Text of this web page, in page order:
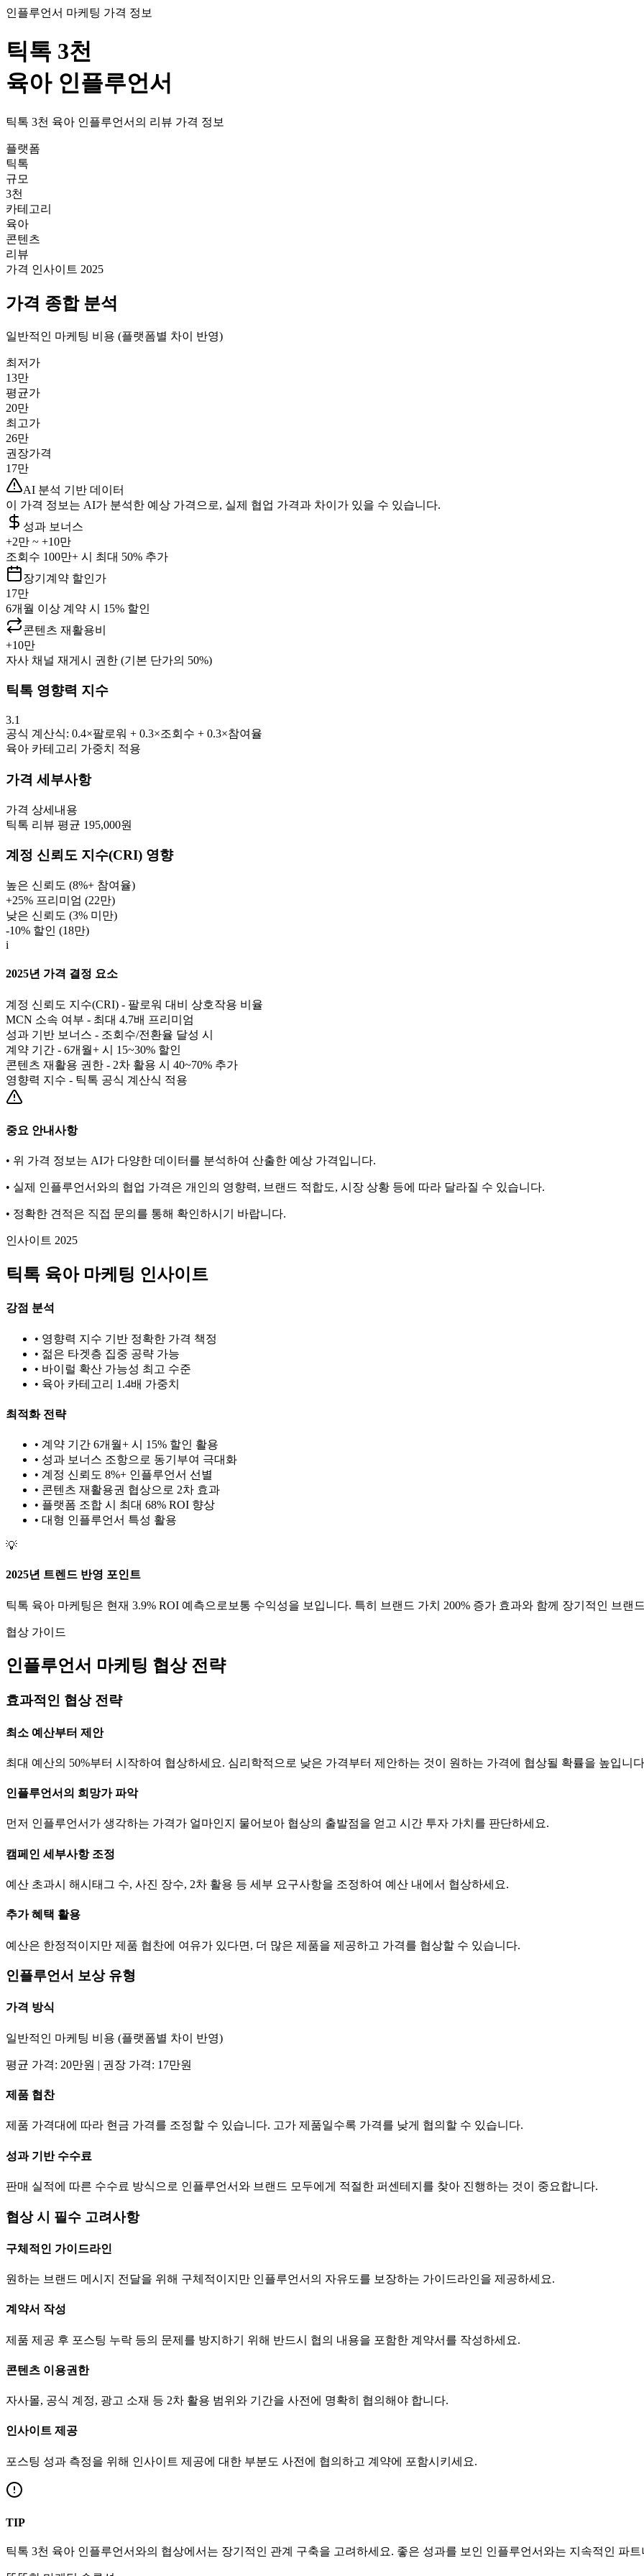
인플루언서 마케팅 가격 정보
틱톡 3천
육아 인플루언서
틱톡 3천 육아 인플루언서의 리뷰 가격 정보
플랫폼
틱톡
규모
3천
카테고리
육아
콘텐츠
리뷰
가격 인사이트 2025
가격 종합 분석
일반적인 마케팅 비용 (플랫폼별 차이 반영)
최저가
13만
평균가
20만
최고가
26만
권장가격
17만
AI 분석 기반 데이터
이 가격 정보는 AI가 분석한 예상 가격으로, 실제 협업 가격과 차이가 있을 수 있습니다.
성과 보너스
+2만 ~ +10만
조회수 100만+ 시 최대 50% 추가
장기계약 할인가
17만
6개월 이상 계약 시 15% 할인
콘텐츠 재활용비
+10만
자사 채널 재게시 권한 (기본 단가의 50%)
틱톡 영향력 지수
3.1
공식 계산식: 0.4×팔로워 + 0.3×조회수 + 0.3×참여율
육아 카테고리 가중치 적용
가격 세부사항
가격 상세내용
틱톡 리뷰 평균 195,000원
계정 신뢰도 지수(CRI) 영향
높은 신뢰도 (8%+ 참여율)
+25% 프리미엄 (22만)
낮은 신뢰도 (3% 미만)
-10% 할인 (18만)
i
2025년 가격 결정 요소
계정 신뢰도 지수(CRI) - 팔로워 대비 상호작용 비율
MCN 소속 여부 - 최대 4.7배 프리미엄
성과 기반 보너스 - 조회수/전환율 달성 시
계약 기간 - 6개월+ 시 15~30% 할인
콘텐츠 재활용 권한 - 2차 활용 시 40~70% 추가
영향력 지수 - 틱톡 공식 계산식 적용
중요 안내사항
• 위 가격 정보는 AI가 다양한 데이터를 분석하여 산출한 예상 가격입니다.
• 실제 인플루언서와의 협업 가격은 개인의 영향력, 브랜드 적합도, 시장 상황 등에 따라 달라질 수 있습니다.
• 정확한 견적은 직접 문의를 통해 확인하시기 바랍니다.
인사이트 2025
틱톡 육아마케팅 인사이트
강점 분석
• 영향력 지수 기반 정확한 가격 책정
• 젊은 타겟층 집중 공략 가능
• 바이럴 확산 가능성 최고 수준
• 육아 카테고리 1.4배 가중치
최적화 전략
• 계약 기간 6개월+ 시 15% 할인 활용
• 성과 보너스 조항으로 동기부여 극대화
• 계정 신뢰도 8%+ 인플루언서 선별
• 콘텐츠 재활용권 협상으로 2차 효과
• 플랫폼 조합 시 최대 68% ROI 향상
• 대형 인플루언서 특성 활용
💡
2025년 트렌드 반영 포인트
틱톡 육아 마케팅은 현재 3.9% ROI 예측으로 보통 수익성을 보입니다. 특히 브랜드 가치 200% 증가 효과와 함께 장기적인 브랜
협상 가이드
인플루언서 마케팅 협상 전략
효과적인 협상 전략
최소 예산부터 제안
최대 예산의 50%부터 시작하여 협상하세요. 심리학적으로 낮은 가격부터 제안하는 것이 원하는 가격에 협상될 확률을 높입니
인플루언서의 희망가 파악
먼저 인플루언서가 생각하는 가격가 얼마인지 물어보아 협상의 출발점을 얻고 시간 투자 가치를 판단하세요.
캠페인 세부사항 조정
예산 초과시 해시태그 수, 사진 장수, 2차 활용 등 세부 요구사항을 조정하여 예산 내에서 협상하세요.
추가 혜택 활용
예산은 한정적이지만 제품 협찬에 여유가 있다면, 더 많은 제품을 제공하고 가격를 협상할 수 있습니다.
인플루언서 보상 유형
가격 방식
일반적인 마케팅 비용 (플랫폼별 차이 반영)
평균 가격: 20만원 | 권장 가격: 17만원
제품 협찬
제품 가격대에 따라 현금 가격를 조정할 수 있습니다. 고가 제품일수록 가격를 낮게 협의할 수 있습니다.
성과 기반 수수료
판매 실적에 따른 수수료 방식으로 인플루언서와 브랜드 모두에게 적절한 퍼센테지를 찾아 진행하는 것이 중요합니다.
협상 시 필수 고려사항
구체적인 가이드라인
원하는 브랜드 메시지 전달을 위해 구체적이지만 인플루언서의 자유도를 보장하는 가이드라인을 제공하세요.
계약서 작성
제품 제공 후 포스팅 누락 등의 문제를 방지하기 위해 반드시 협의 내용을 포함한 계약서를 작성하세요.
콘텐츠 이용권한
자사몰, 공식 계정, 광고 소재 등 2차 활용 범위와 기간을 사전에 명확히 협의해야 합니다.
인사이트 제공
포스팅 성과 측정을 위해 인사이트 제공에 대한 부분도 사전에 협의하고 계약에 포함시키세요.
TIP
틱톡 3천 육아 인플루언서와의 협상에서는 장기적인 관계 구축을 고려하세요. 좋은 성과를 보인 인플루언서와는 지속적인 파